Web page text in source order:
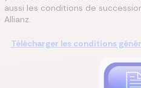
aussi les conditions de
Allianz.
Télécharger les conditions